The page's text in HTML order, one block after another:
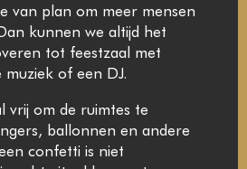
van plan om meer mensen
kunnen we altijd het
tot feestzaal met
of een DJ.
vrij om de ruimtes te
ballonnen en andere
confetti is niet